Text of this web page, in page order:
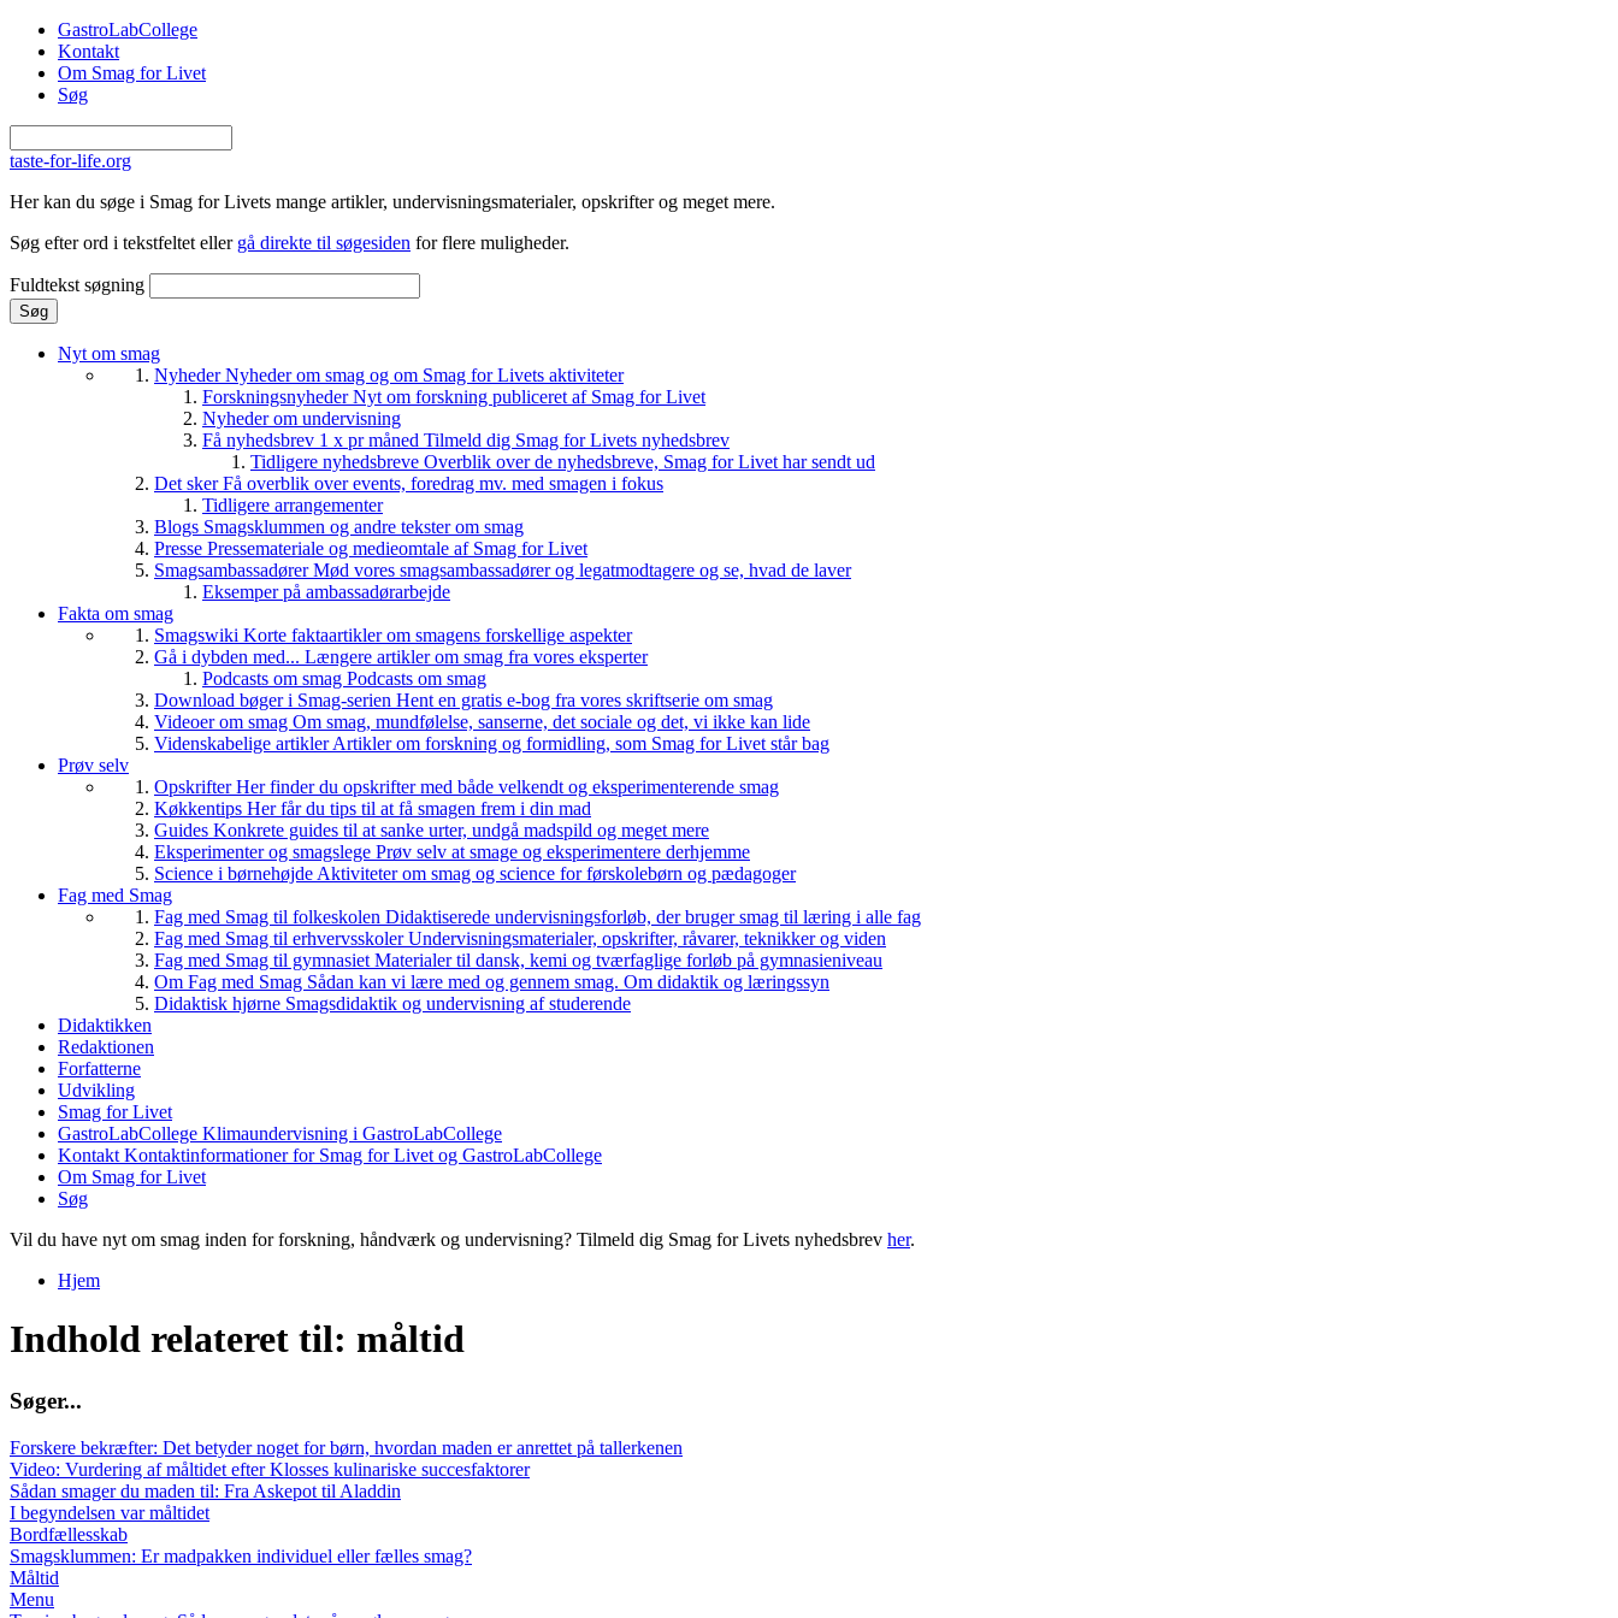
Gå til hovedindhold
GastroLabCollege
Kontakt
Om Smag for Livet
Søg
taste-for-life.org
Her kan du søge i Smag for Livets mange artikler, undervisningsmaterialer, opskrifter og meget mere.
Søg efter ord i tekstfeltet eller gå direkte til søgesiden for flere muligheder.
Fuldtekst søgning
Nyt om smag
NyhederNyheder om smag og om Smag for Livets aktiviteter
ForskningsnyhederNyt om forskning publiceret af Smag for Livet
Nyheder om undervisning
Få nyhedsbrev 1 x pr måned Tilmeld dig Smag for Livets nyhedsbrev
Tidligere nyhedsbreve Overblik over de nyhedsbreve, Smag for Livet har sendt ud
Det skerFå overblik over events, foredrag mv. med smagen i fokus
Tidligere arrangementer
Blogs Smagsklummen og andre tekster om smag
Presse Pressemateriale og medieomtale af Smag for Livet
SmagsambassadørerMød vores smagsambassadører og legatmodtagere og se, hvad de laver
Eksemper på ambassadørarbejde
Fakta om smag
Smagswiki Korte faktaartikler om smagens forskellige aspekter
Gå i dybden med... Længere artikler om smag fra vores eksperter
Podcasts om smag Podcasts om smag
Download bøger i Smag-serien Hent en gratis e-bog fra vores skriftserie om smag
Videoer om smag Om smag, mundfølelse, sanserne, det sociale og det, vi ikke kan lide
Videnskabelige artiklerArtikler om forskning og formidling, som Smag for Livet står bag
Prøv selv
OpskrifterHer finder du opskrifter med både velkendt og eksperimenterende smag
Køkkentips Her får du tips til at få smagen frem i din mad
Guides Konkrete guides til at sanke urter, undgå madspild og meget mere
Eksperimenter og smagslege Prøv selv at smage og eksperimentere derhjemme
Science i børnehøjde Aktiviteter om smag og science for førskolebørn og pædagoger
Fag med Smag
Fag med Smag til folkeskolen Didaktiserede undervisningsforløb, der bruger smag til læring i alle fag
Fag med Smag til erhvervsskolerUndervisningsmaterialer, opskrifter, råvarer, teknikker og viden
Fag med Smag til gymnasiet Materialer til dansk, kemi og tværfaglige forløb på gymnasieniveau
Om Fag med Smag Sådan kan vi lære med og gennem smag. Om didaktik og læringssyn
Didaktisk hjørne Smagsdidaktik og undervisning af studerende
Didaktikken
Redaktionen
Forfatterne
Udvikling
Smag for Livet
GastroLabCollege Klimaundervisning i GastroLabCollege
Kontakt Kontaktinformationer for Smag for Livet og GastroLabCollege
Om Smag for Livet
Søg
Vil du have nyt om smag inden for forskning, håndværk og undervisning? Tilmeld dig Smag for Livets nyhedsbrev her.
Hjem
Indhold relateret til: måltid
Søger...
Forskere bekræfter: Det betyder noget for børn, hvordan maden er anrettet på tallerkenen
Video: Vurdering af måltidet efter Klosses kulinariske succesfaktorer
Sådan smager du maden til: Fra Askepot til Aladdin
I begyndelsen var måltidet
Bordfællesskab
Smagsklummen: Er madpakken individuel eller fælles smag?
Måltid
Menu